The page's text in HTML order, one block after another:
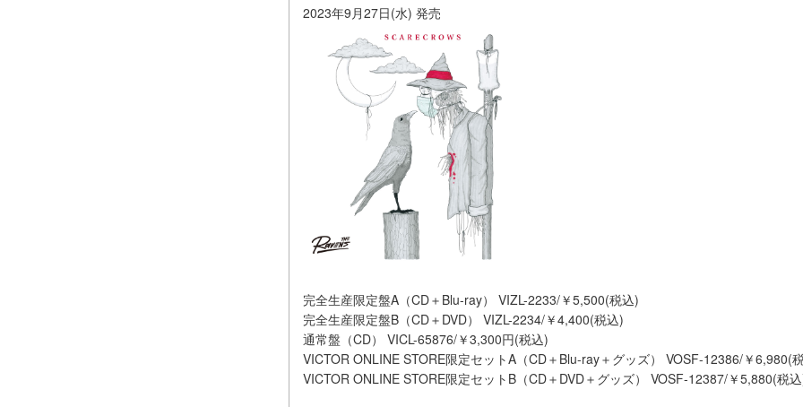
2023年9月27日(水) 発売
完全生産限定盤A（CD＋Blu-ray） VIZL-2233/￥5,500(税込)
完全生産限定盤B（CD＋DVD） VIZL-2234/￥4,400(税込)
通常盤（CD） VICL-65876/￥3,300円(税込)
VICTOR ONLINE STORE限定セットA（CD＋Blu-ray＋グッズ） VOSF-12386/￥6,980(
VICTOR ONLINE STORE限定セットB（CD＋DVD＋グッズ） VOSF-12387/￥5,880(税